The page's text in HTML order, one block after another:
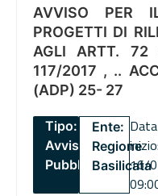
AVVISO PER
PROGETTI DI
AGLI ARTT.
117/2017 , ..
(ADP) 25- 27
Tipo:
Avviso
Pubblico
Ente:
Regione
Basilicata
Data
inizio:
16/